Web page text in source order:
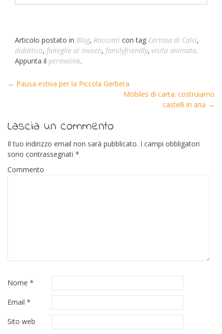
Articolo postato in Blog, Racconti con tag Certosa di Calci,
didattica, famiglie al museo, familyfriendly, visita animata.
Appunta il permalink.
Post navigation
← Pausa estiva per la Piccola Gerbera
Mobiles di carta: costruiamo
castelli in aria →
Lascia un commento
Il tuo indirizzo email non sarà pubblicato. I campi obbligatori
sono contrassegnati *
Commento
Nome *
Email *
Sito web